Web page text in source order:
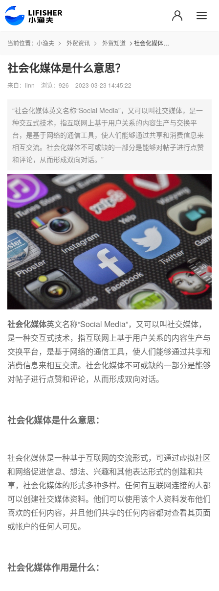
当前位置： 小渔夫 外贸资讯 外贸知道 社会化媒体是什么意思？
社会化媒体是什么意思？
来自：linn 浏览：926 2023-03-23 14:45:22
“社会化媒体英文名称“Social Media”，又可以叫社交媒体，是一
种交互式技术，指互联网上基于用户关系的内容生产与交换平
台，是基于网络的通信工具，使人们能够通过共享和消费信息来
相互交流。社会化媒体不可或缺的一部分是能够对帖子进行点赞
和评论，从而形成双向对话。”
社会化媒体英文名称“Social Media”，又可以叫社交媒体，
是一种交互式技术，指互联网上基于用户关系的内容生产与
交换平台，是基于网络的通信工具，使人们能够通过共享和
消费信息来相互交流。社会化媒体不可或缺的一部分是能够
对帖子进行点赞和评论，从而形成双向对话。
社会化媒体是什么意思：
社会化媒体是一种基于互联网的交流形式，可通过虚拟社区
和网络促进信息、想法、兴趣和其他表达形式的创建和共
享，社会化媒体的形式多种多样。任何有互联网连接的人都
可以创建社交媒体资料。他们可以使用该个人资料发布他们
喜欢的任何内容，并且他们共享的任何内容都对查看其页面
或帐户的任何人可见。
社会化媒体作用是什么：